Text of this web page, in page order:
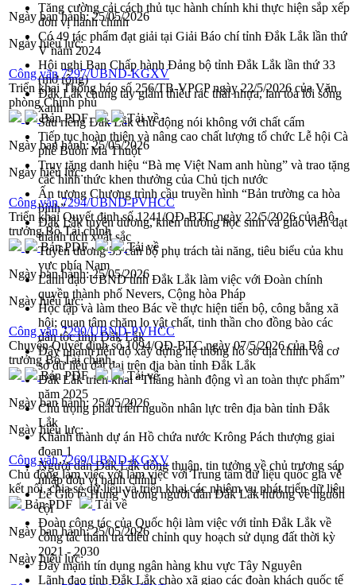
Tăng cường cải cách thủ tục hành chính khi thực hiện sắp xếp
đơn vị hành chính
Có 49 tác phẩm đạt giải tại Giải Báo chí tỉnh Đắk Lắk lần thứ
V năm 2024
Hội nghị Ban Chấp hành Đảng bộ tỉnh Đắk Lắk lần thứ 33
(mở rộng)
Đắk Lắk chung tay giảm thiểu rác thải nhựa, lan tỏa lối sống
xanh
Sầu riêng Đắk Lắk chủ động nói không với chất cấm
Tiếp tục hoàn thiện và nâng cao chất lượng tổ chức Lễ hội Cà
phê Buôn Ma Thuột
Truy tặng danh hiệu “Bà mẹ Việt Nam anh hùng” và trao tặng
các hình thức khen thưởng của Chủ tịch nước
Ấn tượng Chương trình cầu truyền hình “Bản trường ca hòa
bình”
Đắk Lắk tuyên dương, khen thưởng học sinh và giáo viên đạt
thành tích xuất sắc
Tuyên dương 55 cán bộ phụ trách tài năng, tiêu biểu của khu
vực phía Nam
Lãnh đạo UBND tỉnh Đắk Lắk làm việc với Đoàn chính
quyền thành phố Nevers, Cộng hòa Pháp
Học tập và làm theo Bác về thực hiện tiến bộ, công bằng xã
hội; quan tâm chăm lo vật chất, tinh thần cho đồng bào các
dân tộc tỉnh Đắk Lắk
Đẩy nhanh tiến độ xây dựng hệ thống hồ sơ địa chính và cơ
sở dữ liệu đất đai trên địa bàn tỉnh Đắk Lắk
Đắk Lắk triển khai “Tháng hành động vì an toàn thực phẩm”
năm 2025
Chú trọng phát triển nguồn nhân lực trên địa bàn tỉnh Đắk
Lắk
Khánh thành dự án Hồ chứa nước Krông Pách thượng giai
đoạn 1
Người dân Đắk Lắk đồng thuận, tin tưởng về chủ trương sáp
nhập đơn vị hành chính
Lễ Giỗ tổ Hùng Vương người dân Đắk Lắk hướng về nguồn
cội
Đoàn công tác của Quốc hội làm việc với tỉnh Đắk Lắk về
công tác thẩm tra điều chỉnh quy hoạch sử dụng đất thời kỳ
2021 - 2030
Đẩy mạnh tín dụng ngân hàng khu vực Tây Nguyên
Lãnh đạo tỉnh Đắk Lắk chào xã giao các đoàn khách quốc tế
Ngày ban hành:25/05/2026
Ngày hiệu lực:
Công văn 7297/UBND-KGXV
Triển khai Thông báo số 256/TB-VPCP ngày 22/5/2026 của Văn
phòng Chính phủ
Bản PDF
Tải về
Ngày ban hành:25/05/2026
Ngày hiệu lực:
Công văn 7294/UBND-PVHCC
Triển khai Quyết định số 1241/QĐ-BTC ngày 22/5/2026 của Bộ
trưởng Bộ Tài chính
Bản PDF
Tải về
Ngày ban hành:25/05/2026
Ngày hiệu lực:
Công văn 7290/UBND-PVHCC
Chuyển Quyết định số 1094/QĐ-BTC ngày 07/5/2026 của Bộ
trưởng Bộ Tài chính
Bản PDF
Tải về
Ngày ban hành: 25/05/2026
Ngày hiệu lực:
Công văn 7269/UBND-KGXV
Chủ động làm việc với làm việc với Trung tâm dữ liệu quốc gia về
kết nối, chia sẻ dữ liệu và triển khai các nhiệm vụ phát triển dữ liệu
Bản PDF
Tải về
Ngày ban hành:25/05/2026
Ngày hiệu lực: